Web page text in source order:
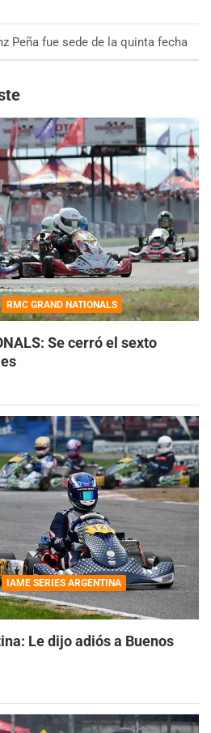
Peña fue sede de la quinta fecha
RMC GRAND NATIONALS
Se cerró el sexto
IAME SERIES ARGENTINA
Le dijo adiós a Buenos